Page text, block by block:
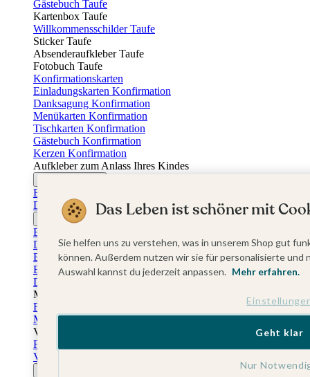
Gästebuch Taufe
Kartenbox Taufe
Willkommensschilder Taufe
Sticker Taufe
Absenderaufkleber Taufe
Fotobuch Taufe
Konfirmationskarten
Einladungskarten Konfirmation
Danksagung Konfirmation
Menükarten Konfirmation
Tischkarten Konfirmation
Gästebuch Konfirmation
Kerzen Konfirmation
Aufkleber zum Anlass Ihres Kindes
Einladungskarten Firmung
Dankeskarten Firmung
Jugendweihekarten
Einladungskarten Jugendweihe
Dankeskarten Jugendweihe
Einschulungskarten
Einladungskarten Einschulung
Danksagung Einschulung
Muttertag
Fotogeschenke Muttertag
Muttertagskarten
Vatertag
Fotogeschenke Vatertag
Vatertagskarten
Das Leben ist schöner mit
Sie helfen uns zu verstehen, was in unserem Shop gut
können. Außerdem nutzen wir sie für personalisierte
Auswahl kannst du jederzeit anpassen. Mehr erfahren.
Nur
Geht klar